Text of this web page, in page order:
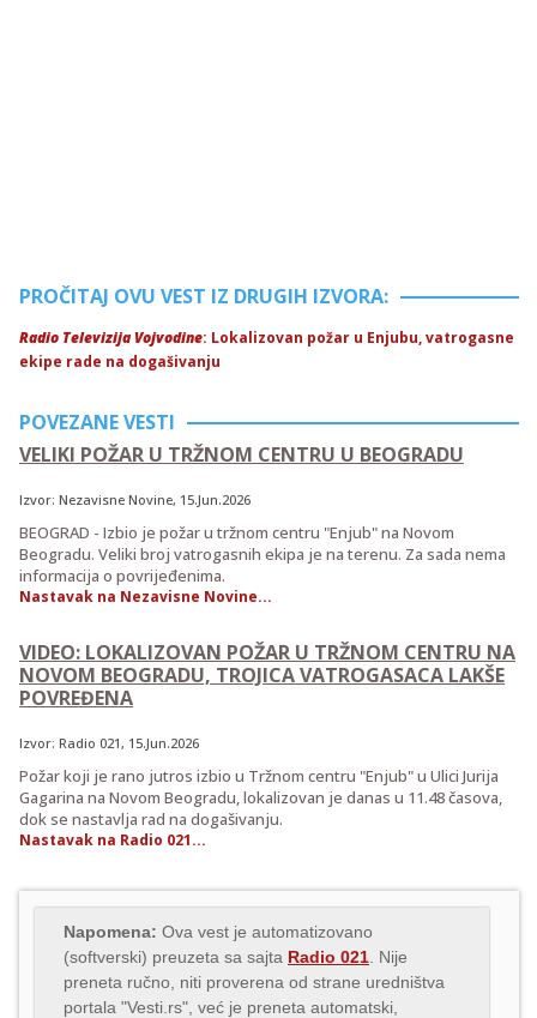
PROČITAJ OVU VEST IZ DRUGIH IZVORA:
Radio Televizija Vojvodine: Lokalizovan požar u Enjubu, vatrogasne
ekipe rade na dogašivanju
POVEZANE VESTI
VELIKI POŽAR U TRŽNOM CENTRU U BEOGRADU
Izvor: Nezavisne Novine, 15.Jun.2026
BEOGRAD - Izbio je požar u tržnom centru "Enjub" na Novom
Beogradu. Veliki broj vatrogasnih ekipa je na terenu. Za sada nema
informacija o povrijeđenima.
Nastavak na Nezavisne Novine...
VIDEO: LOKALIZOVAN POŽAR U TRŽNOM CENTRU NA
NOVOM BEOGRADU, TROJICA VATROGASACA LAKŠE
POVREĐENA
Izvor: Radio 021 , 15.Jun.2026
Požar koji je rano jutros izbio u Tržnom centru "Enjub" u Ulici Jurija
Gagarina na Novom Beogradu, lokalizovan je danas u 11.48 časova,
dok se nastavlja rad na dogašivanju.
Nastavak na Radio 021...
Napomena: Ova vest je automatizovano
(softverski) preuzeta sa sajta Radio 021 . Nije
preneta ručno, niti proverena od strane uredništva
portala "Vesti.rs", već je preneta automatski,